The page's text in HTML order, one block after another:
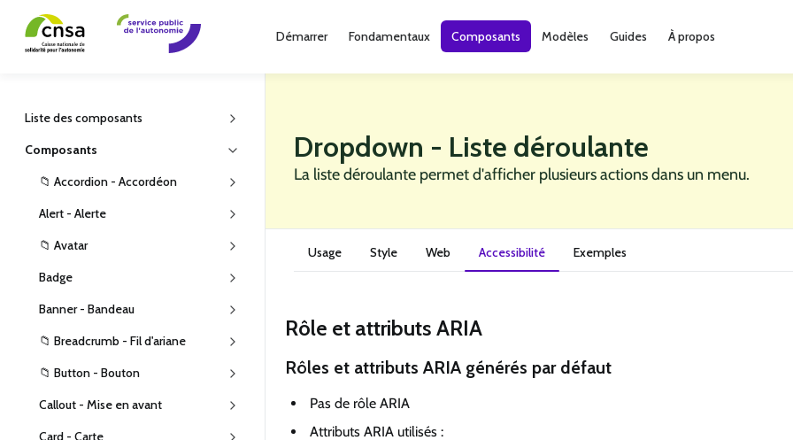
Démarrer Fondamentaux Composants Modèles Guides À propos
Liste des composants
Composants
📁 Accordion - Accordéon
Alert - Alerte
📁 Avatar
Badge
Banner - Bandeau
📁 Breadcrumb - Fil d'ariane
📁 Button - Bouton
Callout - Mise en avant
Card - Carte
Dropdown - Liste déroulante
La liste déroulante permet d'afficher plusieurs actions dans un menu.
Usage Style Web Accessibilité Exemples
Rôle et attributs ARIA
Rôles et attributs ARIA générés par défaut
Pas de rôle ARIA
Attributs ARIA utilisés :